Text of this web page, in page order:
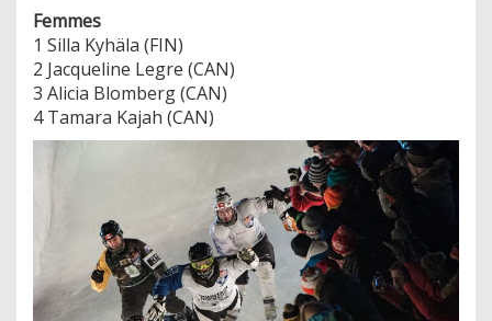
Femmes
1 Silla Kyhäla (FIN)
2 Jacqueline Legre (CAN)
3 Alicia Blomberg (CAN)
4 Tamara Kajah (CAN)